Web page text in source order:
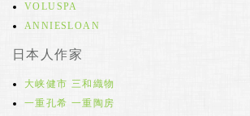
VOLUSPA
ANNIESLOAN
日本人作家
大峡健市 三和織物
一重孔希 一重陶房